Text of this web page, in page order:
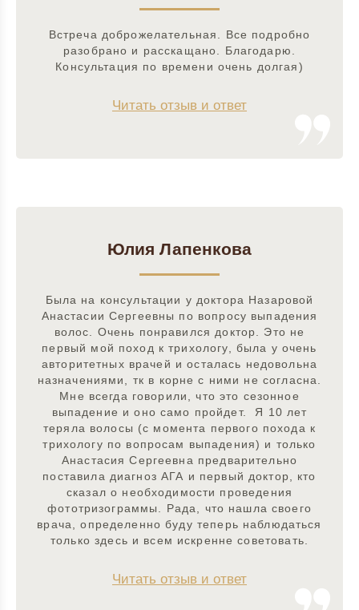
Встреча доброжелательная. Все подробно
разобрано и расскащано. Благодарю.
Консультация по времени очень долгая)
Читать отзыв и ответ
Юлия Лапенкова
Была на консультации у доктора Назаровой
Анастасии Сергеевны по вопросу выпадения
волос. Очень понравился доктор. Это не
первый мой поход к трихологу, была у очень
авторитетных врачей и осталась недовольна
назначениями, тк в корне с ними не согласна.
Мне всегда говорили, что это сезонное
выпадение и оно само пройдет. Я 10 лет
теряла волосы (с момента первого похода к
трихологу по вопросам выпадения) и только
Анастасия Сергеевна предварительно
поставила диагноз АГА и первый доктор, кто
сказал о необходимости проведения
фототризограммы. Рада, что нашла своего
врача, определенно буду теперь наблюдаться
только здесь и всем искренне советовать.
Читать отзыв и ответ